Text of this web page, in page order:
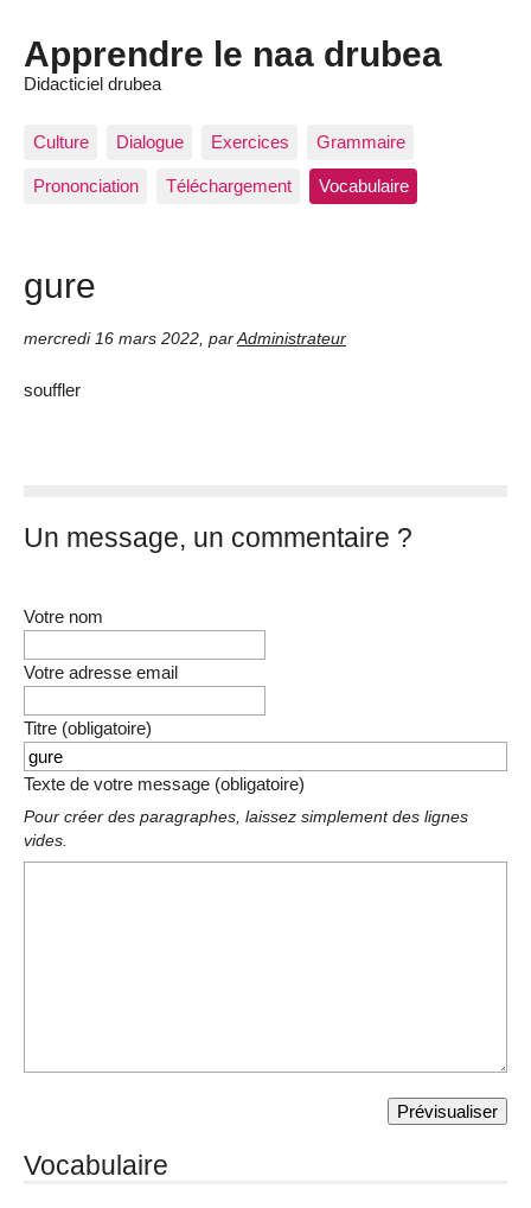
Apprendre le naa drubea
Didacticiel drubea
Culture Dialogue Exercices Grammaire
Prononciation Téléchargement Vocabulaire
gure
mercredi 16 mars 2022 par Administrateur
souffler
Un message, un commentaire ?
Votre nom
Votre adresse email
Titre (obligatoire)
Texte de votre message (obligatoire)
Pour créer des paragraphes, laissez simplement des lignes
vides.
Vocabulaire